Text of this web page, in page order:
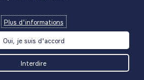
Plus d'informations
Oui, je suis d'accord
Interdire